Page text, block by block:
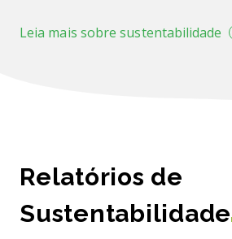
Leia mais sobre sustentabilidade
Relatórios de
Sustentabilidade